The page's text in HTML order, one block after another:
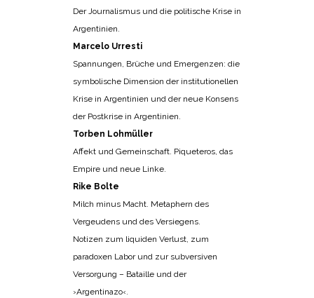
Der Journalismus und die politische Krise in
Argentinien.
Marcelo Urresti
Spannungen, Brüche und Emergenzen: die
symbolische Dimension der institutionellen
Krise in Argentinien und der neue Konsens
der Postkrise in Argentinien.
Torben Lohmüller
Affekt und Gemeinschaft. Piqueteros, das
Empire und neue Linke.
Rike Bolte
Milch minus Macht. Metaphern des
Vergeudens und des Versiegens.
Notizen zum liquiden Verlust, zum
paradoxen Labor und zur subversiven
Versorgung – Bataille und der
›Argentinazo‹.